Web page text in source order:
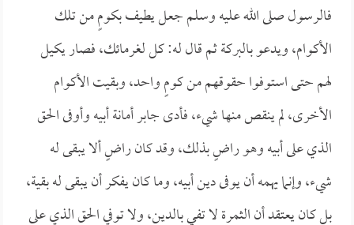
فالرسول صلى الله عليه وسلم جعل يطيف بكومٍ من تلك
الأكوام، ويدعو بالبركة ثم قال له: كل لغرمائك، فصار يكيل
لهم حتى استوفوا حقوقهم من كومٍ واحد، وبقيت الأكوام
الأخرى، لم ينقص منها شيء، فأدى جابر أمانة أبيه وأوفى الحق
الذي على أبيه وهو راضٍ بذلك، وقد كان راضٍ ألا يبقى له
شيء، وإنما يهمه أن يوفى دين أبيه، وما كان يفكر أن يبقى له بقية،
بل كان يعتقد أن الثمرة لا تفي بالدين، ولا توفي الحق الذي على